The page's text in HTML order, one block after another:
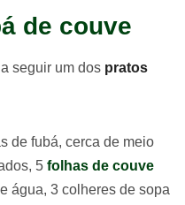
de couve
seguir um dos pratos
de fubá, cerca de meio
5 folhas de couve
água, 3 colheres de sopa